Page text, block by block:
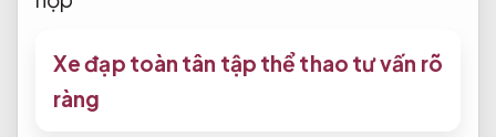
Xe đạp toàn tân tập thể thao tư vấn rõ
ràng